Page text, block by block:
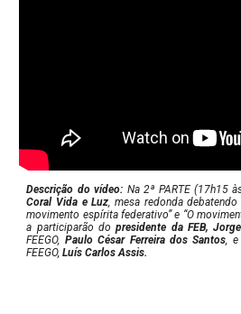
Descrição do vídeo: Na 2ª PARTE (17h15
Coral Vida e Luz , mesa redonda
movimento espírita federativo” e “O
a participarão dopresidente da FEB,
FEEGO, Paulo César Ferreira dos Santos ,
FEEGO,Luís Carlos Assis.